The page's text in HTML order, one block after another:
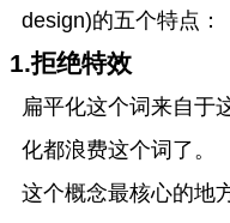
design)的五个特点：
1.拒绝特效
扁平化这个词来自于
化都浪费这个词了。
这个概念最核心的地